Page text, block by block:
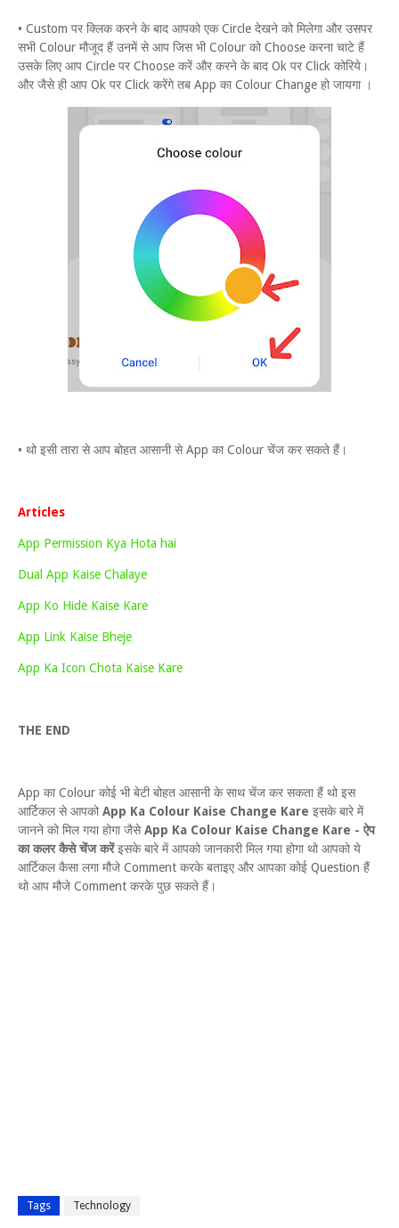
• Custom पर क्लिक करने के बाद आपको एक Circle देखने को मिलेगा और उसपर
सभी Colour मौजूद हैं उनमें से आप जिस भी Colour को Choose करना चाटे हैं
उसके लिए आप Circle पर Choose करें और करने के बाद Ok पर Click कोरिये।
और जैसे ही आप Ok पर Click करेंगे तब App का Colour Change हो जायगा ।
• थो इसी तारा से आप बोहत आसानी से App का Colour चेंज कर सकते हैं।
Articles
App Permission Kya Hota hai
Dual App Kaise Chalaye
App Ko Hide Kaise Kare
App Link Kaise Bheje
App Ka Icon Chota Kaise Kare
THE END
App का Colour कोई भी बेटी बोहत आसानी के साथ चेंज कर सकता हैं थो इस
आर्टिकल से आपकोApp Ka Colour Kaise Change Kare इसके बारे में
जानने को मिल गया होगा जैसेApp Ka Colour Kaise Change Kare - ऐप
का कलर कैसे चेंज करेंइसके बारे में आपको जानकारी मिल गया होगा थो आपको ये
आर्टिकल कैसा लगा मौजे Comment करके बताइए और आपका कोई Question हैं
थो आप मौजे Comment करके पुछ सकते हैं।
Tags Technology